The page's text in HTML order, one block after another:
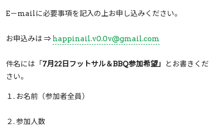
E－mailに必要事項を記入の上お申し込みください。
お申込みは ⇒ happinail.v0.0v@gmail.com
件名には「 7月22日フットサル＆BBQ参加希望」
とお書きくだ
さい。
１. お名前（参加者全員）
２. 参加人数